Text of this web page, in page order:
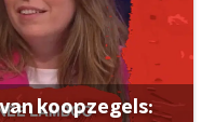
koopzegels: